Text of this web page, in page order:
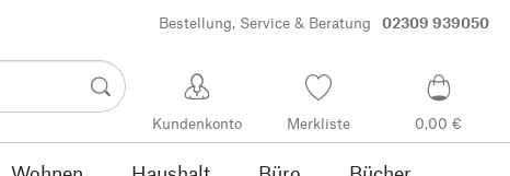
Bestellung, Service & Beratung 02309 939050
Kundenkonto Merkliste 0,00 €